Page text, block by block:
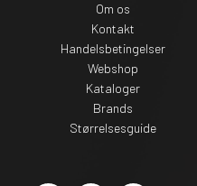
Om os
Kontakt
Handelsbetingelser
Webshop
Kataloger
Brands
Størrelsesguide